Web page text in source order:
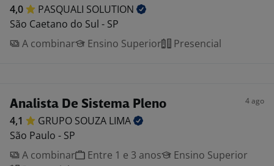
4,0 PASQUALI SOLUTION
São Caetano do Sul - SP
A combinar
Ensino Superior Presencial
Analista De Sistema Pleno 4 ago
4,1 GRUPO SOUZA LIMA
São Paulo - SP
A combinar
Entre 1 e 3 anos
Ensino Superior